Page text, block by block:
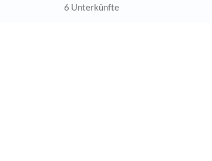
6 Unterkünfte